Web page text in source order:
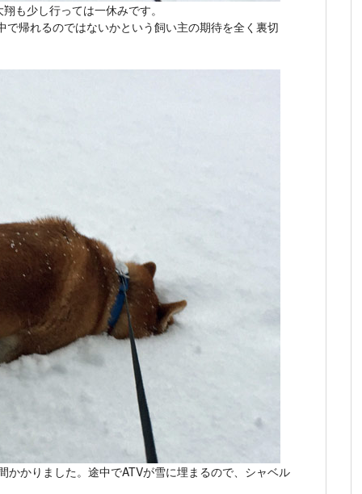
も少し行っては一休みです。
帰れるのではないかという飼い主の期待を全く裏切
かかりました。途中でATVが雪に埋まるので、シャベル